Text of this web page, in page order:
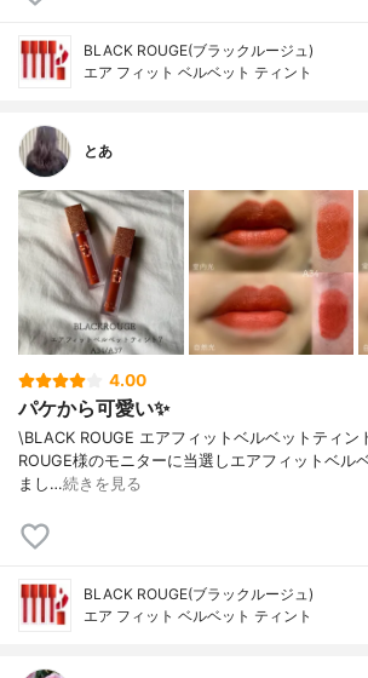
BLACK ROUGE(ブラックルージュ)
エア フィット ベルベット ティント
とあ
4.00
パケから可愛い✨
\BLACK ROUGE エアフィットベルベットティ
ROUGE様のモニターに当選しエアフィットベル
まし…続きを見る
BLACK ROUGE(ブラックルージュ)
エア フィット ベルベット ティント